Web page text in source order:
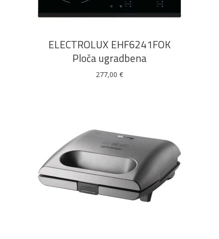
ELECTROLUX EHF6241FOK
Ploča ugradbena
277,00 €
DODAJ U KOŠARICU